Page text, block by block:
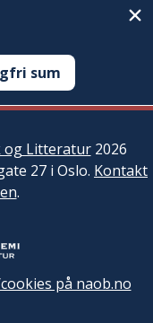
sum
og Litteratur2026
27 i Oslo. Kontakt
.
på naob.no